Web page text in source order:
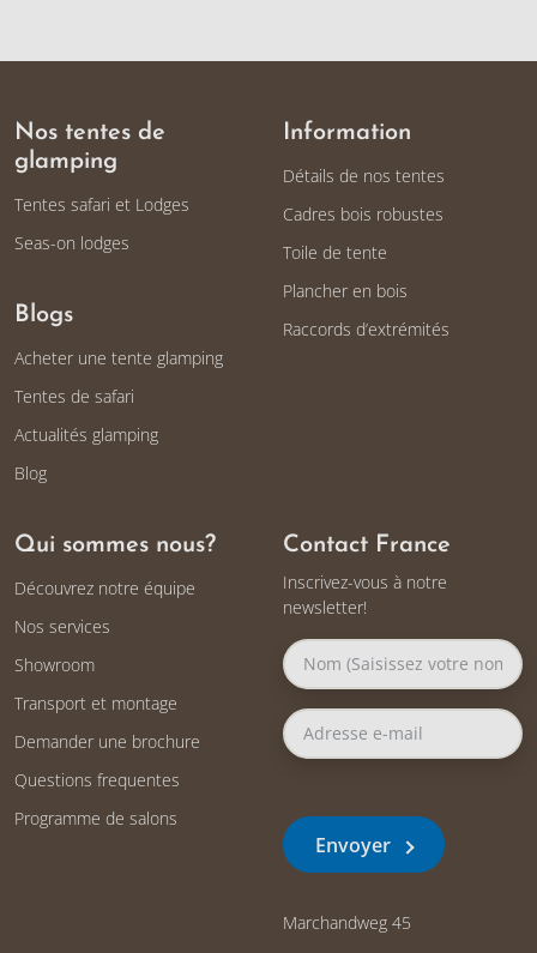
Nos tentes de
glamping
Tentes safari et Lodges
Seas-on lodges
Blogs
Acheter une tente glamping
Tentes de safari
Actualités glamping
Blog
Information
Détails de nos tentes
Cadres bois robustes
Toile de tente
Plancher en bois
Raccords d’extrémités
Qui sommes nous?
Découvrez notre équipe
Nos services
Showroom
Transport et montage
Demander une brochure
Questions frequentes
Programme de salons
Contact France
Inscrivez-vous à notre
newsletter!
Envoyer
Marchandweg 45